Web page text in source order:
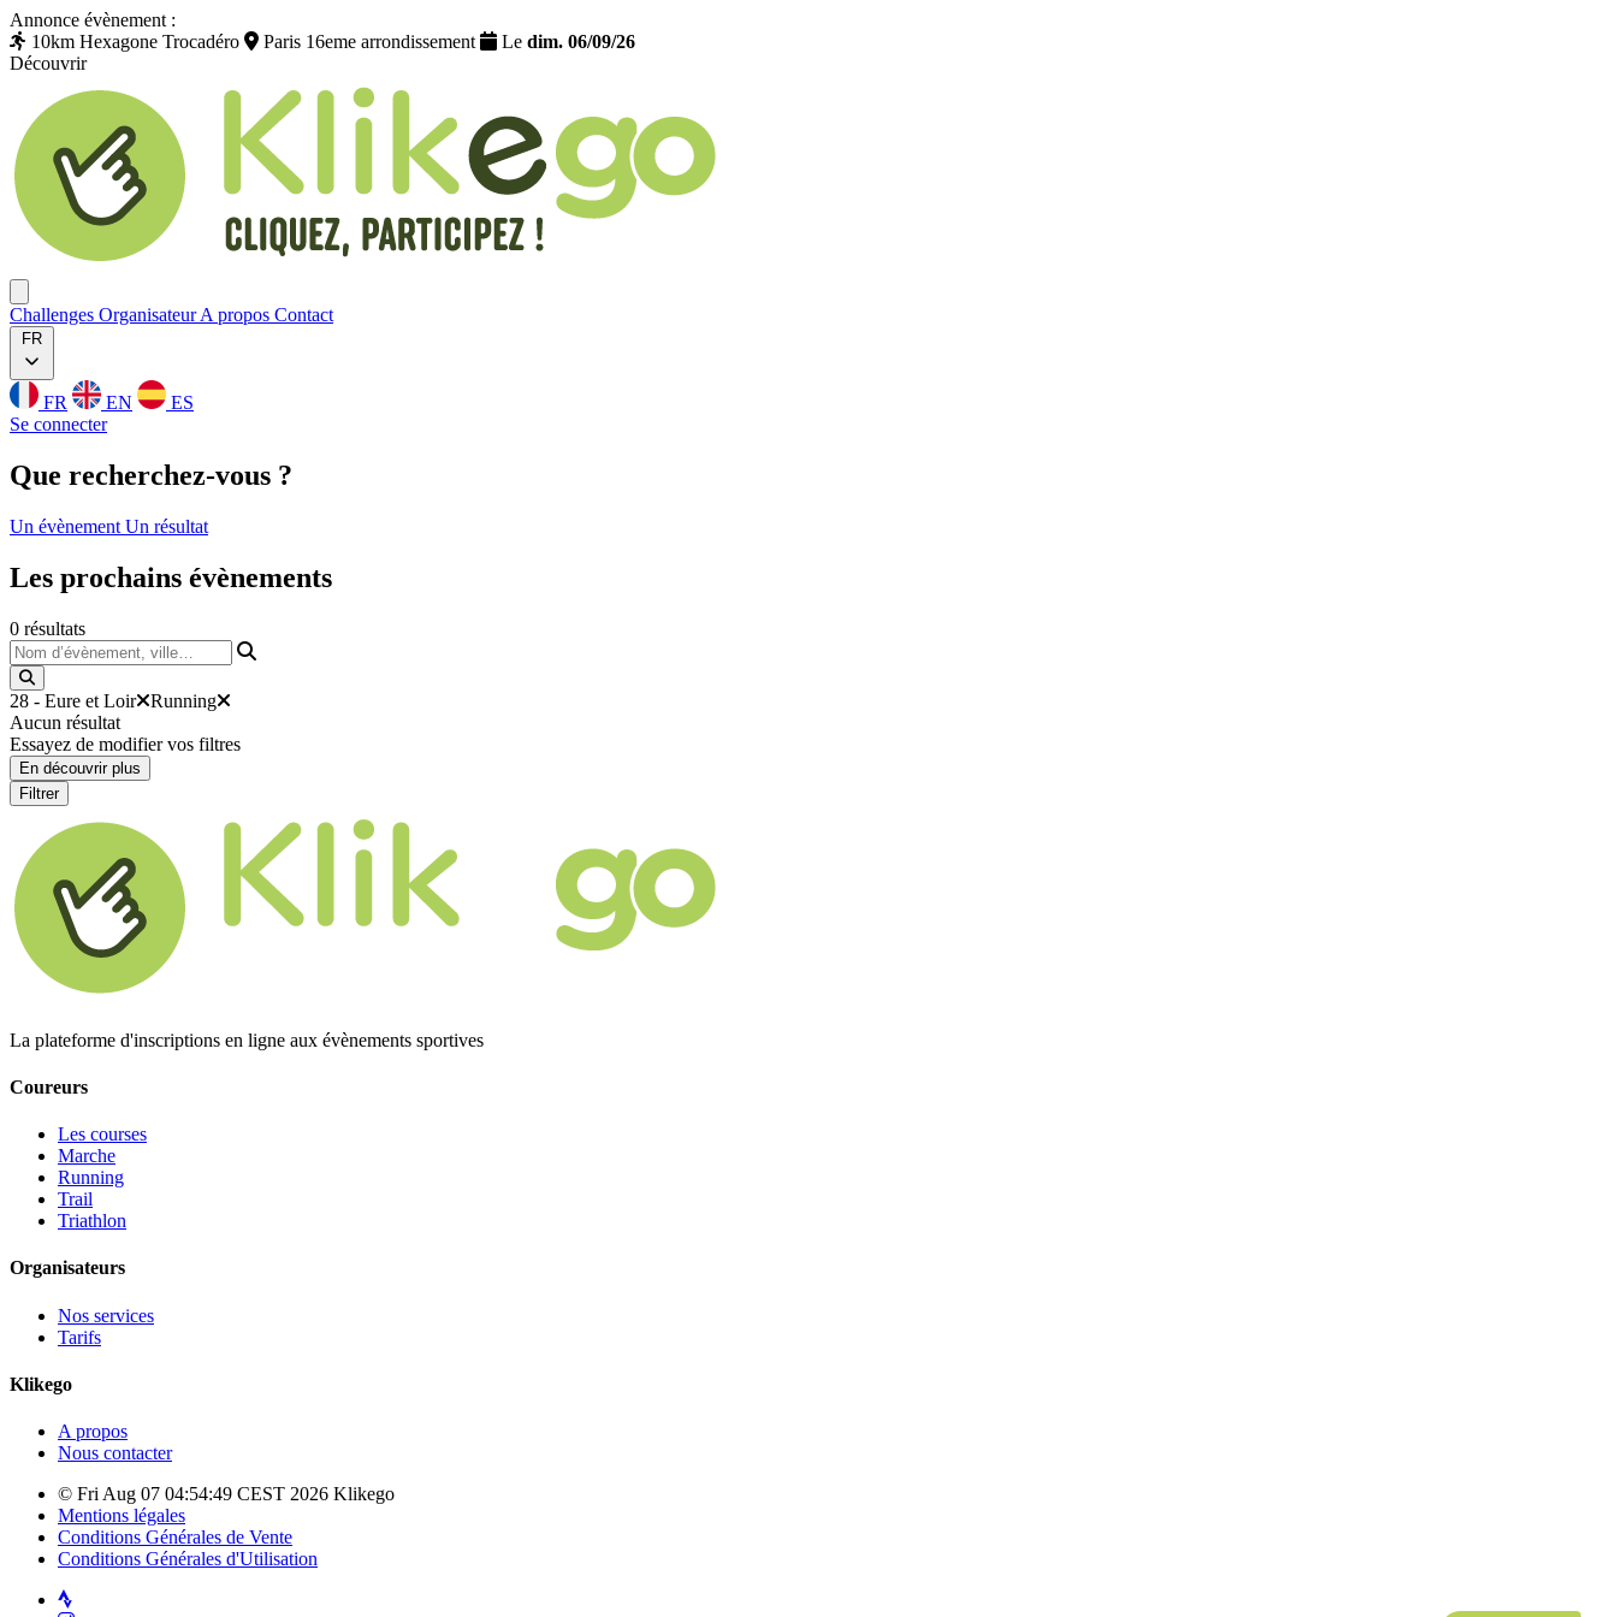
Annonce évènement :
10km Hexagone Trocadéro
Paris 16eme arrondissement Le dim. 06/09/26
Découvrir
Challenges OrganisateurA propos Contact
FR
FR EN
ES
Se connecter
Que recherchez-vous ?
Un évènement Un résultat
Les prochains évènements
0 résultats
Nom d’évènement, ville…
28 - Eure et Loir
Running
Aucun résultat
Essayez de modifier vos filtres
En découvrir plus
Filtrer
La plateforme d'inscriptions en ligne aux évènements sportives
Coureurs
Les courses
Marche
Running
Trail
Triathlon
Organisateurs
Nos services
Tarifs
Klikego
A propos
Nous contacter
© Fri Aug 07 04:54:49 CEST 2026 Klikego
Mentions légales
Conditions Générales de Vente
Conditions Générales d'Utilisation
Strava